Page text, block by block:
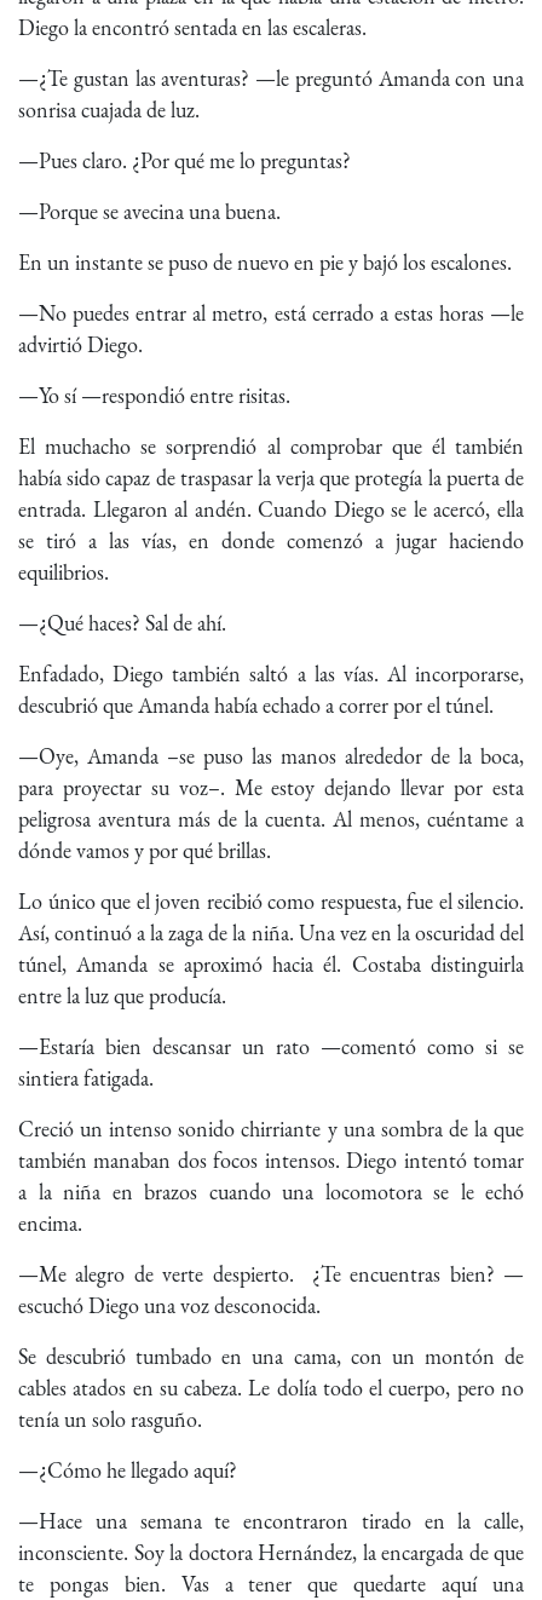
Diego la encontró sentada en las escaleras.
—¿Te gustan las aventuras? —le preguntó Amanda con una
sonrisa cuajada de luz.
—Pues claro. ¿Por qué me lo preguntas?
—Porque se avecina una buena.
En un instante se puso de nuevo en pie y bajó los escalones.
—No puedes entrar al metro, está cerrado a estas horas —le
advirtió Diego.
—Yo sí —respondió entre risitas.
El muchacho se sorprendió al comprobar que él también
había sido capaz de traspasar la verja que protegía la puerta de
entrada. Llegaron al andén. Cuando Diego se le acercó, ella
se tiró a las vías, en donde comenzó a jugar haciendo
equilibrios.
—¿Qué haces? Sal de ahí.
Enfadado, Diego también saltó a las vías. Al incorporarse,
descubrió que Amanda había echado a correr por el túnel.
—Oye, Amanda –se puso las manos alrededor de la boca,
para proyectar su voz–. Me estoy dejando llevar por esta
peligrosa aventura más de la cuenta. Al menos, cuéntame a
dónde vamos y por qué brillas.
Lo único que el joven recibió como respuesta, fue el silencio.
Así, continuó a la zaga de la niña. Una vez en la oscuridad del
túnel, Amanda se aproximó hacia él. Costaba distinguirla
entre la luz que producía.
—Estaría bien descansar un rato —comentó como si se
sintiera fatigada.
Creció un intenso sonido chirriante y una sombra de la que
también manaban dos focos intensos. Diego intentó tomar
a la niña en brazos cuando una locomotora se le echó
encima.
—Me alegro de verte despierto. ¿Te encuentras bien? —
escuchó Diego una voz desconocida.
Se descubrió tumbado en una cama, con un montón de
cables atados en su cabeza. Le dolía todo el cuerpo, pero no
tenía un solo rasguño.
—¿Cómo he llegado aquí?
—Hace una semana te encontraron tirado en la calle,
inconsciente. Soy la doctora Hernández, la encargada de que
te pongas bien. Vas a tener que quedarte aquí una